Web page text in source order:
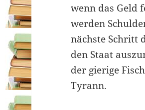
wenn das Geld
werden
nächste Schritt
den Staat
der gierige
Tyrann.